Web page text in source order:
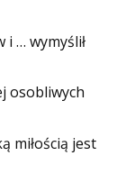
i … wymyślił
osobliwych
miłością jest